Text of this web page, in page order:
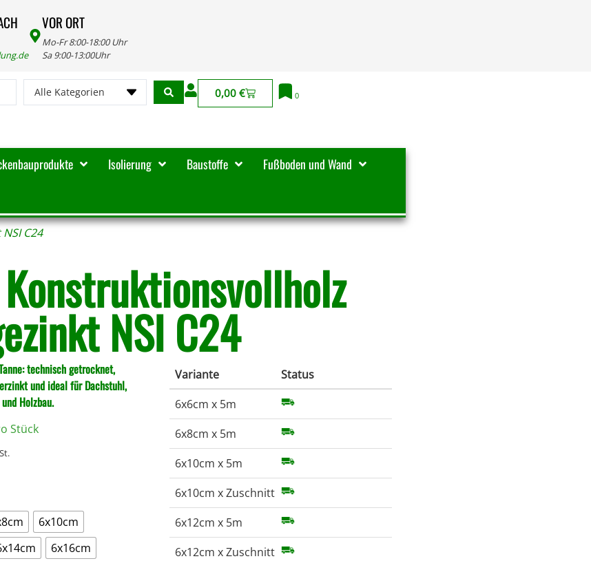
VOR ORT
Mo-Fr 8:00-18:00 Uhr
Sa 9:00-13:00Uhr
Alle Kategorien 0,00 € 0
Isolierung Baustoffe
Fußboden und Wand
C24
NSI C24
technisch getrocknet,
und ideal für Dachstuhl,
Holzbau.
Stück
6x10cm
6x16cm
Variante
Status
6x6cm x 5m
6x8cm x 5m
6x10cm x 5m
6x10cm x Zuschnitt
6x12cm x 5m
6x12cm x Zuschnitt